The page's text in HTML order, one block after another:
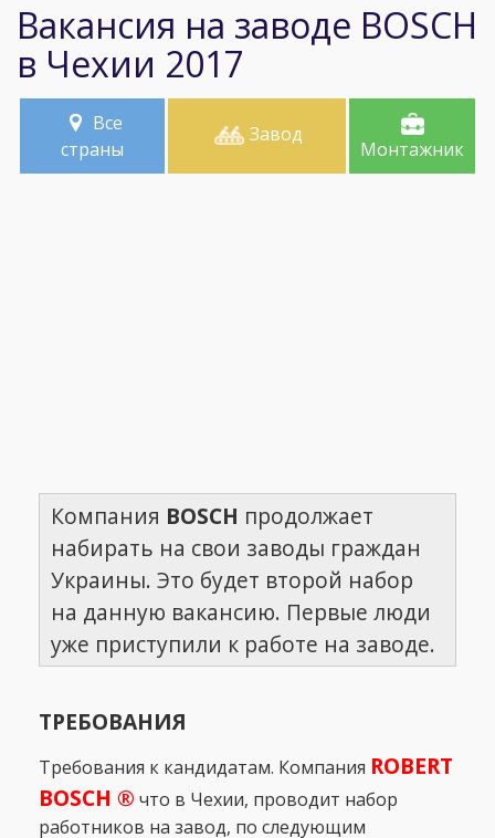
Вакансия на заводе BOSCH
в Чехии 2017
Все
страны
Завод
Монтажник
Компания BOSCH продолжает
набирать на свои заводы граждан
Украины. Это будет второй набор
на данную вакансию. Первые люди
уже приступили к работе на заводе.
ТРЕБОВАНИЯ
Требования к кандидатам. Компания ROBERT
BOSCH ® что в Чехии, проводит набор
работников на завод, по следующим